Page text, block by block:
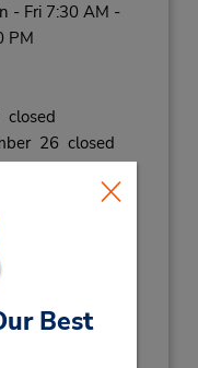
Best
- Fri 7:30 AM -
PM
26 closed
25 closed
31 08:00AM
closed